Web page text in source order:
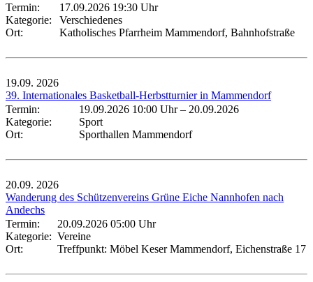
Termin:
17.09.2026 19:30 Uhr
Kategorie:
Verschiedenes
Ort:
Katholisches Pfarrheim Mammendorf, Bahnhofstraße
19.09. 2026
39. Internationales Basketball-Herbstturnier in Mammendorf
Termin:
19.09.2026 10:00 Uhr– 20.09.2026
Kategorie:
Sport
Ort:
Sporthallen Mammendorf
20.09. 2026
Wanderung des Schützenvereins Grüne Eiche Nannhofen nach
Andechs
Termin:
20.09.2026 05:00 Uhr
Kategorie: Vereine
Ort:
Treffpunkt: Möbel Keser Mammendorf, Eichenstraße 17